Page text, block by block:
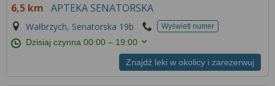
6,5 km APTEKA SENATORSKA
Wałbrzych, Senatorska 19b Wyświetl numer
Dzisiaj czynna00:00 – 19:00
Znajdź leki w okolicy i zarezerwuj